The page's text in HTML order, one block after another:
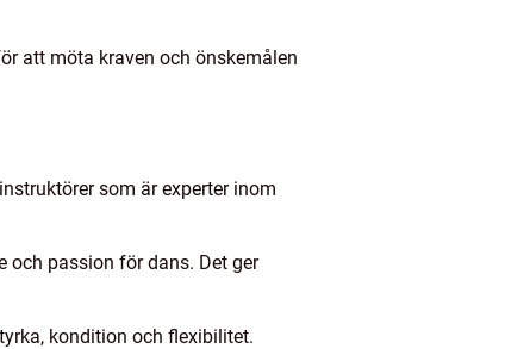
att möta kraven och önskemålen
som är experter inom
passion för dans. Det ger
kondition och flexibilitet.